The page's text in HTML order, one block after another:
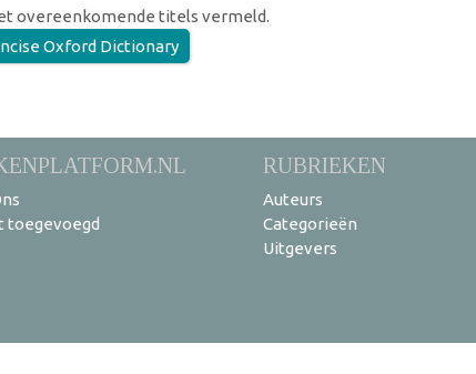
overeenkomende titels vermeld.
Oxford Dictionary
toegevoegd
RUBRIEKEN
Auteurs
Categorieën
Uitgevers